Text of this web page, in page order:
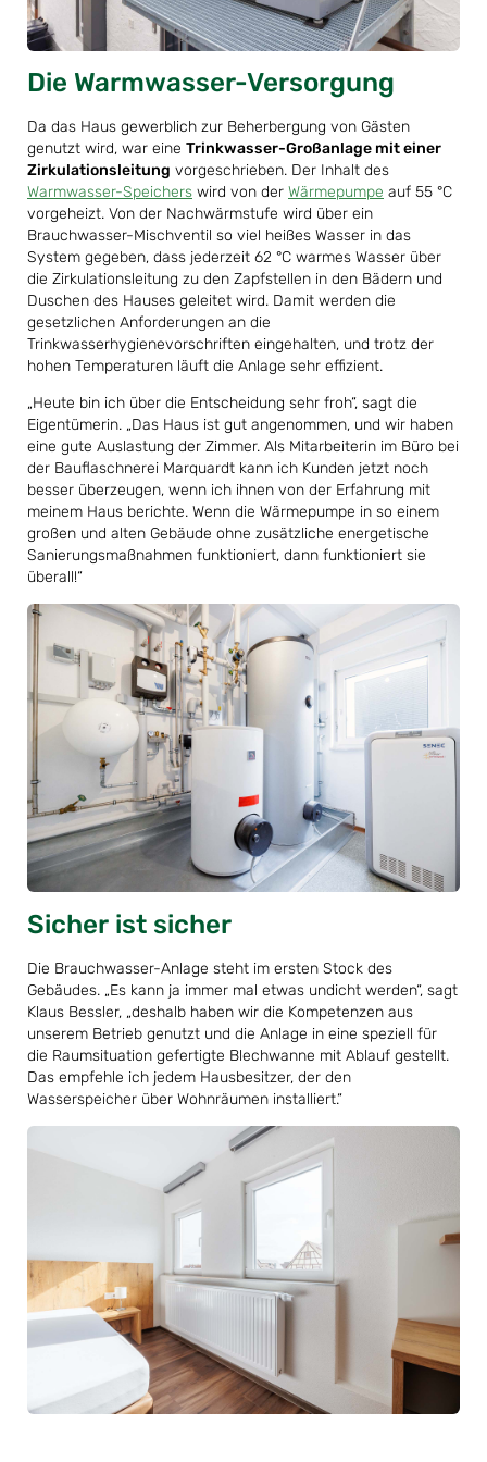
Die Warmwasser-Versorgung
Da das Haus gewerblich zur Beherbergung von Gästen
genutzt wird, war eine Trinkwasser-Großanlage mit einer
Zirkulationsleitung vorgeschrieben. Der Inhalt des
Warmwasser-Speichers wird von der Wärmepumpe auf 55 °C
vorgeheizt. Von der Nachwärmstufe wird über ein
Brauchwasser-Mischventil so viel heißes Wasser in das
System gegeben, dass jederzeit 62 °C warmes Wasser über
die Zirkulationsleitung zu den Zapfstellen in den Bädern und
Duschen des Hauses geleitet wird. Damit werden die
gesetzlichen Anforderungen an die
Trinkwasserhygienevorschriften eingehalten, und trotz der
hohen Temperaturen läuft die Anlage sehr effizient.
„Heute bin ich über die Entscheidung sehr froh“, sagt die
Eigentümerin. „Das Haus ist gut angenommen, und wir haben
eine gute Auslastung der Zimmer. Als Mitarbeiterin im Büro bei
der Bauflaschnerei Marquardt kann ich Kunden jetzt noch
besser überzeugen, wenn ich ihnen von der Erfahrung mit
meinem Haus berichte. Wenn die Wärmepumpe in so einem
großen und alten Gebäude ohne zusätzliche energetische
Sanierungsmaßnahmen funktioniert, dann funktioniert sie
überall!“
Sicher ist sicher
Die Brauchwasser-Anlage steht im ersten Stock des
Gebäudes. „Es kann ja immer mal etwas undicht werden“, sagt
Klaus Bessler, „deshalb haben wir die Kompetenzen aus
unserem Betrieb genutzt und die Anlage in eine speziell für
die Raumsituation gefertigte Blechwanne mit Ablauf gestellt.
Das empfehle ich jedem Hausbesitzer, der den
Wasserspeicher über Wohnräumen installiert.“